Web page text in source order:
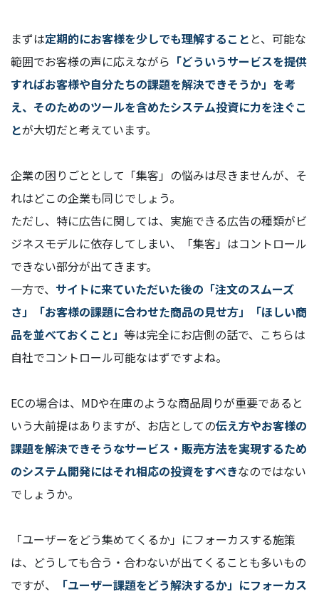
まずは定期的にお客様を少しでも理解すること と、可能な
範囲でお客様の声に応えながら 「どういうサービスを提供
すればお客様や自分たちの課題を解決できそうか」を考
え、そのためのツールを含めたシステム投資に力を注ぐこ
とが大切だと考えています。
企業の困りごととして「集客」の悩みは尽きませんが、そ
れはどこの企業も同じでしょう。
ただし、特に広告に関しては、実施できる広告の種類がビ
ジネスモデルに依存してしまい、「集客」はコントロール
できない部分が出てきます。
一方で、 サイトに来ていただいた後の「注文のスムーズ
さ」「お客様の課題に合わせた商品の見せ方」「ほしい商
品を並べておくこと」 等は完全にお店側の話で、こちらは
自社でコントロール可能なはずですよね。
ECの場合は、MDや在庫のような商品周りが重要であると
いう大前提はありますが、お店としての伝え方やお客様の
課題を解決できそうなサービス・販売方法を実現するため
のシステム開発にはそれ相応の投資をすべきなのではない
でしょうか。
「ユーザーをどう集めてくるか」にフォーカスする施策
は、どうしても合う・合わないが出てくることも多いもの
ですが、
「ユーザー課題をどう解決するか」にフォーカス